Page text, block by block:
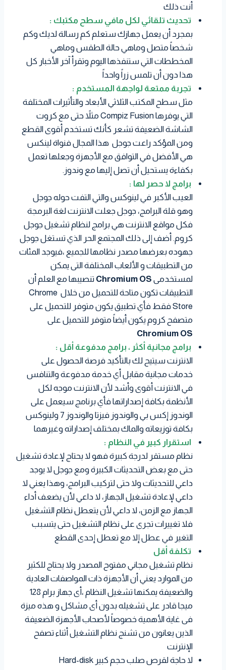
أنت ذلك
تحديث تلقائي لكل مافي سطح مكتبك :
بمجرد أن يعمل جهازك ستعلم كم رسالة لديك وكم
شخصاً متصل وماهي حالة الطقس وماهي
المخططات التي ستنفذها اليوم وتقرأ آخر الأخبار كل
هذا دون أن تلمس زراً واحداً
تجربة ممتعة لواجهة المستخدم :
مثل سطح المكتب الثلاثي الأبعاد والتأثيرات المختلفة
التي يوفرها Compiz Fusion مثلاً حتى مع كروت
الشاشة الضعيفة تشعر كأنك تستخدم أقوى القطع
ومن المؤكد راعت جوجل هذا المجال فنواة لينكس
هي الأفضل في التوافق مع الأجهزة وجعلها تعمل
بكفاءة يستحيل أن تصل إليها مع وندوز.
برامج لا حصر لها :
العيب الأكبر في لينوكس والتي التفت حوله جوجل
وهو قلة البرامج، جوجل جعلت الانترنت لغة البرمجة
فكل مواقع الانترنت هي برامج لنظام تشغيل جوجل
كروم. أضف إلى ذلك المجتمع الحر الذي تستغل جوجل
جهوده بعرضها مصدر نظامها للجميع ،فيوجد المئات
من التطبيقات و الألعاب المختلفة التى يمكن
لمستخدمى Chromium OS تنصيبها مع العلم أن
التطبيقات تكون متاحة للتحميل من خلال Chrome
Store فقط فأي تطبيق يكون متوفر للتحميل على
متصفح كروم يكون أيضاً متوفر للتحميل على
Chromium OS
برامج مجانية أكثر ، برامج مدفوعة أقل :
الانترنت سيتيح لك بالتأكيد فرصة الحصول على
خدمات مجانية مقابل أي خدمة مدفوعة والتنافس
في الانترنت أقوى وأشد لأن الانترنت موجه لكل
الأنظمة بكافة إصداراتها فأي برنامج سيعمل على
الوندوز إكس بي والوندوز فيزتا والوندوز 7 ولينوكس
بكافة توزيعاته والماك بمختلف إصداراته وغيرهما
استقرار كبير في النظام :
نظام مستقر لدرجة كبيرة فهو لا يحتاج لإعادة تشغيل
حتى مع بعض التحديثات الكبيرة ومع جوجل لا يوجد
داعي للتحديثات ولا حتى لتركيب البرامج، وهذا يعني لا
داعي لإعادة تشغيل الجهاز، لا داعي لأن يضعف أداء
الجهاز مع الزمن، لا داعي لأن يتعطل نظام التشغيل
فلا تغييرات تجرى على نظام التشغيل حتى يتسبب
التغير في عطل إلا مع تعطل إحدى القطع
تكلفة أقل
نظام تشغيل مجاني مفتوح المصدر ولا يحتاج للكثير
من الموارد يعني أن الأجهزة ذات المواصفات العادية
والضعيفة يمكنها تشغيل النظام ،أى جهاز برام 128
ميجا قادر على تشغيله بدون أى مشاكل و هذه ميزة
فى غاية الأهمية خصوصاً لأصحاب الأجهزة الضعيفة
الذين يعانون من تشنج نظام التشغيل أثناء تصفح
الإنترنت
لا حاجة لقرص صلب حجم كبير Hard-disk